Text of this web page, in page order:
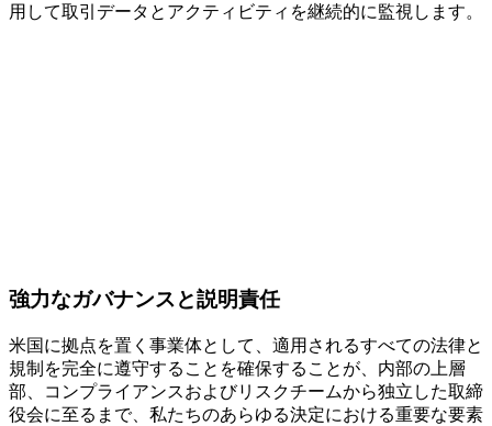
用して取引データとアクティビティを継続的に監視します。
強力なガバナンスと説明責任
米国に拠点を置く事業体として、適用されるすべての法律と
規制を完全に遵守することを確保することが、内部の上層
部、コンプライアンスおよびリスクチームから独立した取締
役会に至るまで、私たちのあらゆる決定における重要な要素